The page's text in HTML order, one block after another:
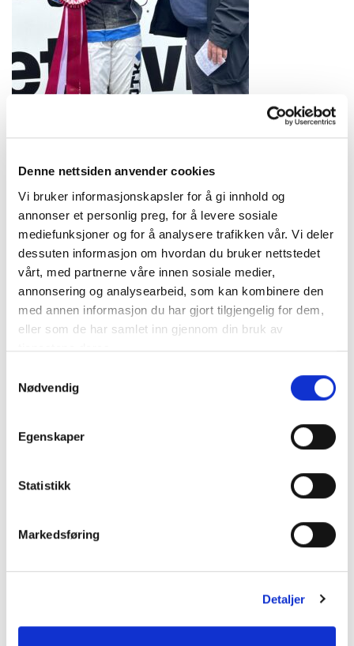
Denne nettsiden anvender cookies
Vi bruker informasjonskapsler for å gi innhold og
annonser et personlig preg, for å levere sosiale
mediefunksjoner og for å analysere trafikken vår. Vi deler
dessuten informasjon om hvordan du bruker nettstedet
vårt, med partnerne våre innen sosiale medier,
annonsering og analysearbeid, som kan kombinere den
med annen informasjon du har gjort tilgjengelig for dem,
eller som de har samlet inn gjennom din bruk av
tjenestene deres.
Nødvendig
Egenskaper
Statistikk
Markedsføring
Detaljer